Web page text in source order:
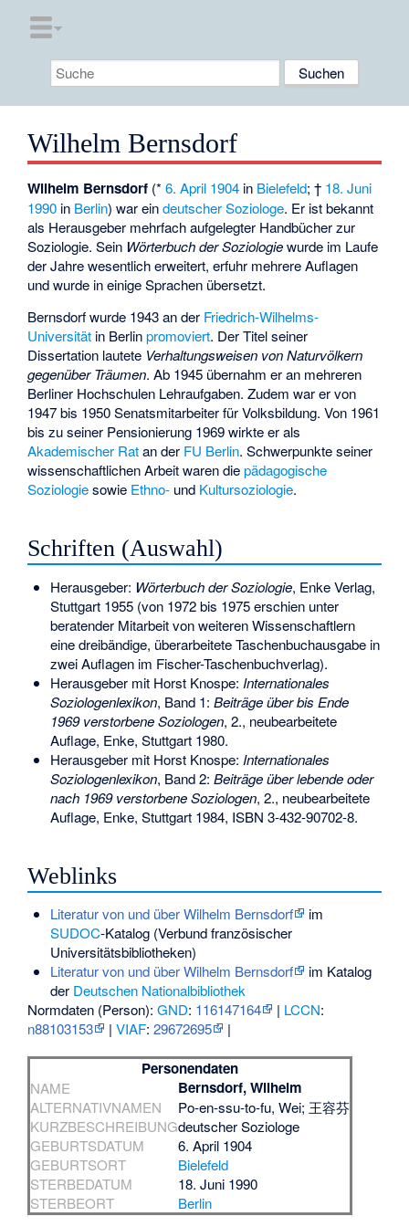
Wilhelm Bernsdorf
Wilhelm Bernsdorf (*6. April 1904 in Bielefeld; † 18. Juni
1990 in Berlin) war eindeutscher Soziologe. Er ist bekannt
als Herausgeber mehrfach aufgelegter Handbücher zur
Soziologie. Sein Wörterbuch der Soziologiewurde im Laufe
der Jahre wesentlich erweitert, erfuhr mehrere Auflagen
und wurde in einige Sprachen übersetzt.
Bernsdorf wurde 1943 an der Friedrich-Wilhelms-
Universität in Berlinpromoviert. Der Titel seiner
Dissertation lautete Verhaltungsweisen von Naturvölkern
gegenüber Träumen. Ab 1945 übernahm er an mehreren
Berliner Hochschulen Lehraufgaben. Zudem war er von
1947 bis 1950 Senatsmitarbeiter für Volksbildung. Von 1961
bis zu seiner Pensionierung 1969 wirkte er als
Akademischer Ratan der FU Berlin. Schwerpunkte seiner
wissenschaftlichen Arbeit waren diepädagogische
Soziologiesowie Ethno- und Kultursoziologie.
Schriften (Auswahl)
Herausgeber: Wörterbuch der Soziologie, Enke Verlag,
Stuttgart 1955 (von 1972 bis 1975 erschien unter
beratender Mitarbeit von weiteren Wissenschaftlern
eine dreibändige, überarbeitete Taschenbuchausgabe in
zwei Auflagen im Fischer-Taschenbuchverlag).
Herausgeber mit Horst Knospe: Internationales
Soziologenlexikon, Band 1: Beiträge über bis Ende
1969 verstorbene Soziologen, 2., neubearbeitete
Auflage, Enke, Stuttgart 1980.
Herausgeber mit Horst Knospe: Internationales
Soziologenlexikon, Band 2: Beiträge über lebende oder
nach 1969 verstorbene Soziologen, 2., neubearbeitete
Auflage, Enke, Stuttgart 1984, ISBN 3-432-90702-8.
Weblinks
Literatur von und über Wilhelm Bernsdorf
im
SUDOC-Katalog (Verbund französischer
Universitätsbibliotheken)
Literatur von und über Wilhelm Bernsdorf
im Katalog
der Deutschen Nationalbibliothek
Normdaten (Person):GND: 116147164 | LCCN:
n88103153
|VIAF:29672695 |
Personendaten
NAME Bernsdorf, Wilhelm
ALTERNATIVNAMEN
Po-en-ssu-to-fu, Wei; 王容芬
KURZBESCHREIBUNGdeutscher Soziologe
GEBURTSDATUM
6. April 1904
GEBURTSORT
Bielefeld
STERBEDATUM
18. Juni 1990
STERBEORT
Berlin